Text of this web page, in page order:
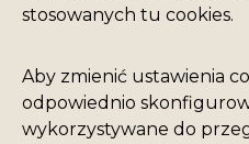
stosowanych tu cookies.
Aby zmienić ustawienia
odpowiednio
wykorzystywane do